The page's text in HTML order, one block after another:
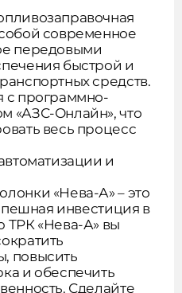
современное
передовыми
быстрой и
средств.
с программно-
«АЗС-Онлайн», что
весь процесс
и
«Нева-А» – это
инвестиция в
ТРК «Нева-А» вы
повысить
и обеспечить
Сделайте